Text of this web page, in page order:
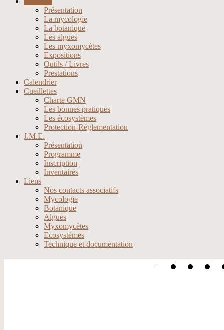
Présentation
La mycologie
La botanique
Les algues
Les myxomycètes
Expositions
Outils / Livres
Prestations
Calendrier
Cueillettes
Charte GMN
Les bonnes pratiques
Les écosystèmes
Protection-Réglementation
J.M.E.
Présentation
Programme
Inscription
Inventaires
Liens
Nos contacts associatifs
Mycologie
Botanique
Algues
Myxomycètes
Ecosystèmes
Technique et documentation